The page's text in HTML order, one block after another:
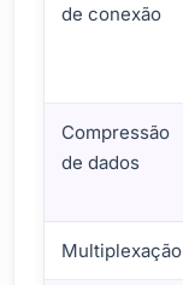
de conexão
Compressão
de dados
Multiplexação